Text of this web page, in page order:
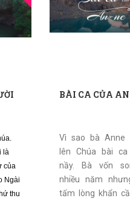
là
của
Ngài
thu
BÀI CA CỦA
Vì sao bà Anne
lên Chúa bài ca
nầy. Bà vốn
nhiều năm
tấm lòng khẩn